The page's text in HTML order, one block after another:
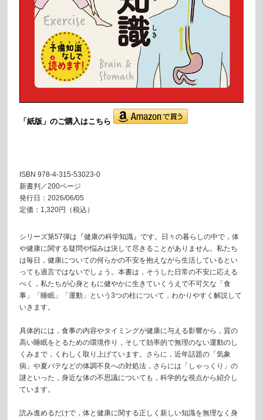
「紙版」のご購入はこちら
ISBN 978-4-315-53023-0
新書判／200ページ
発行日：2026/06/05
定価：1,320円（税込）
シリーズ第57弾は『健康の科学知識』です。日々の暮らしの中で，体
や健康に関する疑問や悩みは決して尽きることがありません。私たち
は毎日，健康についての何らかの不安を抱えながら生活しているとい
っても過言ではないでしょう。本書は，そうした日常の不安に応える
べく，私たちが心身ともに健やかに生きていくうえで不可欠な「食
事」「睡眠」「運動」という3つの柱について，わかりやすく解説して
いきます。
具体的には，食事の内容やタイミングが健康に与える影響から，質の
高い睡眠をとるための環境作り，そして効率的で無理のない運動のし
くみまで，くわしく取り上げています。さらに，近年話題の「気象
病」や夏バテなどの体調不良への対処法，さらには「しゃっくり」の
謎といった，身近な体の不思議についても，科学的な視点から紹介し
ています。
読み進めるだけで，体と健康に関する正しく新しい知識を無理なく身